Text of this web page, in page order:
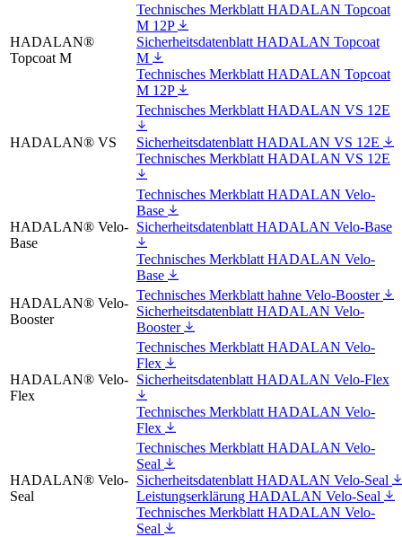
HADALAN®
Topcoat M
Technisches Merkblatt HADALAN Topcoat
M 12P
Sicherheitsdatenblatt HADALAN Topcoat
M
Technisches Merkblatt HADALAN Topcoat
M 12P
HADALAN® VS
Technisches Merkblatt HADALAN VS 12E
Sicherheitsdatenblatt HADALAN VS 12E
Technisches Merkblatt HADALAN VS 12E
HADALAN® Velo-
Base
Technisches Merkblatt HADALAN Velo-
Base
Sicherheitsdatenblatt HADALAN Velo-Base
Technisches Merkblatt HADALAN Velo-
Base
HADALAN® Velo-
Booster
Technisches Merkblatt hahne Velo-Booster
Sicherheitsdatenblatt HADALAN Velo-
Booster
HADALAN® Velo-
Flex
Technisches Merkblatt HADALAN Velo-
Flex
Sicherheitsdatenblatt HADALAN Velo-Flex
Technisches Merkblatt HADALAN Velo-
Flex
HADALAN® Velo-
Seal
Technisches Merkblatt HADALAN Velo-
Seal
Sicherheitsdatenblatt HADALAN Velo-Seal
Leistungserklärung HADALAN Velo-Seal
Technisches Merkblatt HADALAN Velo-
Seal